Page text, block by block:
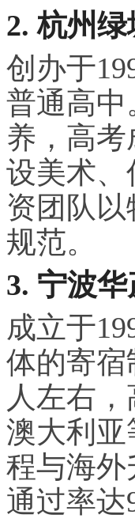
2. 杭州
创办于
普通高
养，高
设美术
资团队
规范。
3. 宁波
成立于
体的寄宿
人左右
澳大利
程与海
通过率达